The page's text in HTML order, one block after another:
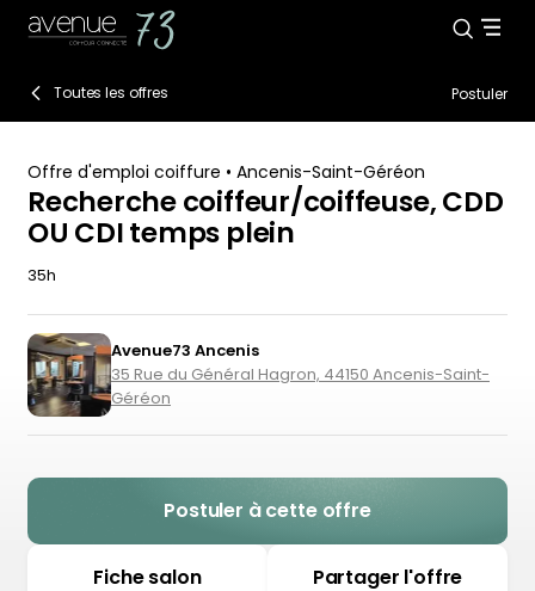
Toutes les offres Postuler
Offre d'emploi coiffure • Ancenis-Saint-Géréon
Recherche coiffeur/coiffeuse, CDD
OU CDI temps plein
35h
Avenue73 Ancenis
35 Rue du Général Hagron, 44150 Ancenis-Saint-
Géréon
Postuler à cette offre
Fiche salon Partager l'offre